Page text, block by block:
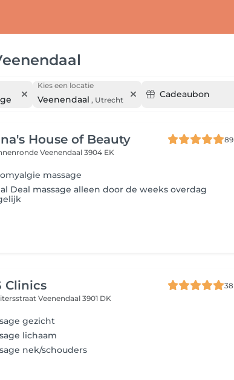
Kies een locatie
Veenendaal , Utrecht
Cadeaubon
House of Beauty
89
Veenendaal 3904 EK
massage
Deal massage alleen door de weeks overdag
Clinics
38
Veenendaal 3901 DK
gezicht
lichaam
nek/schouders